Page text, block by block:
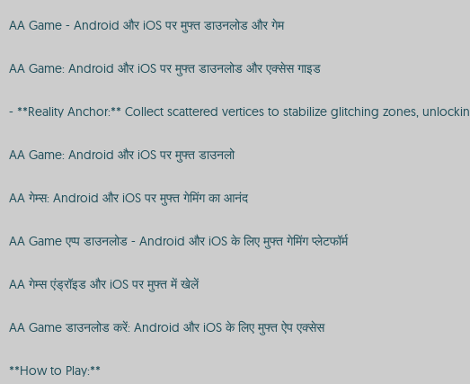
AA Game - Android और iOS पर मुफ्त डाउनलोड और गेम
AA Game: Android और iOS पर मुफ्त डाउनलोड और एक्सेस गाइड
- **Reality Anchor:** Collect scattered vertices to stabilize glitching zones,
AA Game: Android और iOS पर मुफ्त डाउनलो
AA गेम्स: Android और iOS पर मुफ्त गेमिंग का आनंद
AA Game एप्प डाउनलोड - Android और iOS के लिए मुफ्त गेमिंग प्लेटफॉर्म
AA गेम्स एंड्रॉइड और iOS पर मुफ्त में खेलें
AA Game डाउनलोड करें: Android और iOS के लिए मुफ्त ऐप एक्सेस
**How to Play:**